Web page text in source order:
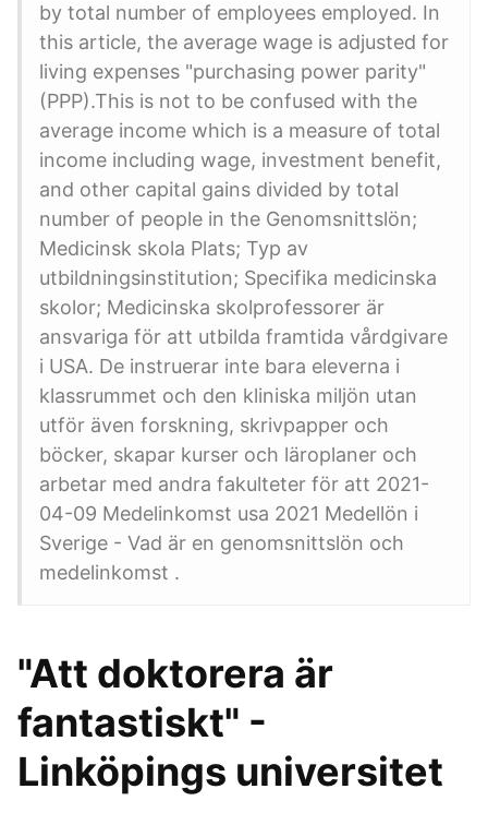
by total number of employees employed. In
this article, the average wage is adjusted for
living expenses "purchasing power parity"
(PPP).This is not to be confused with the
average income which is a measure of total
income including wage, investment benefit,
and other capital gains divided by total
number of people in the Genomsnittslön;
Medicinsk skola Plats; Typ av
utbildningsinstitution; Specifika medicinska
skolor; Medicinska skolprofessorer är
ansvariga för att utbilda framtida vårdgivare
i USA. De instruerar inte bara eleverna i
klassrummet och den kliniska miljön utan
utför även forskning, skrivpapper och
böcker, skapar kurser och läroplaner och
arbetar med andra fakulteter för att 2021-
04-09 Medelinkomst usa 2021 Medellön i
Sverige - Vad är en genomsnittslön och
medelinkomst .
"Att doktorera är
fantastiskt" -
Linköpings universitet